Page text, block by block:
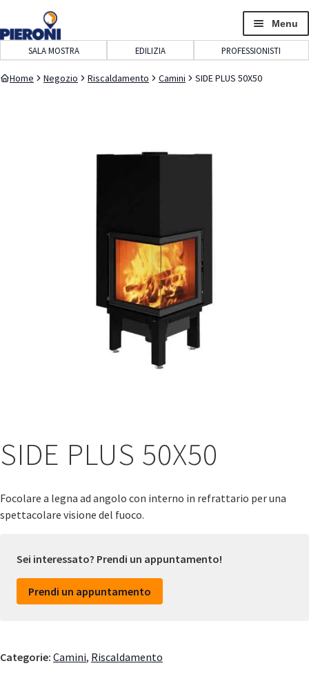
navigazione
contenuto
Menu
SALA MOSTRA EDILIZIA PROFESSIONISTI
Home Negozio Riscaldamento Camini SIDE PLUS 50X50
SIDE PLUS 50X50
Focolare a legna ad angolo con interno in refrattario per una
spettacolare visione del fuoco.
Sei interessato? Prendi un appuntamento!
Prendi un appuntamento
Categorie: Camini, Riscaldamento